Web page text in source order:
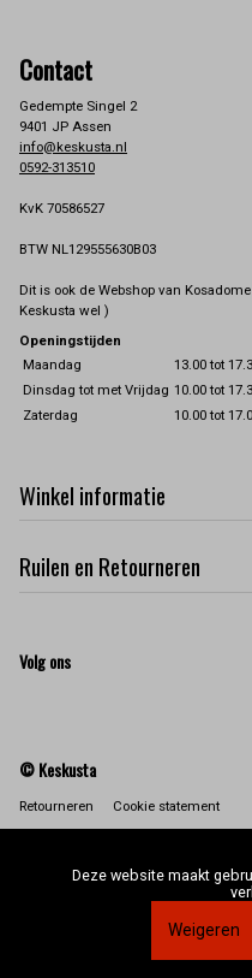
Contact
Gedempte Singel 2
9401 JP Assen
info@keskusta.nl
0592-313510
KvK 70586527
BTW NL129555630B03
Dit is ook de Webshop van
Keskusta wel )
Openingstijden
Maandag
13.00 tot
Dinsdag tot met Vrijdag 10.00 tot
Zaterdag
10.00 tot
Winkel informatie
Ruilen en Retourneren
Volg ons
© Keskusta
Retourneren Cookie statement
Deze website maakt
Weigeren